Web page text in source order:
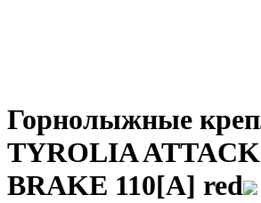
Горнолыжные
TYROLIA
BRAKE 110[A] red